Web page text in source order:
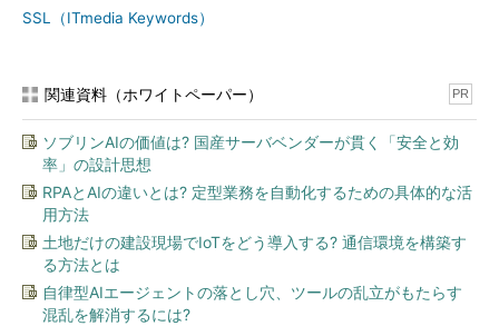
SSL（ITmedia Keywords）
関連資料（ホワイトペーパー） PR
ソブリンAIの価値は? 国産サーバベンダーが貫く「安全と効
率」の設計思想
RPAとAIの違いとは? 定型業務を自動化するための具体的な活
用方法
土地だけの建設現場でIoTをどう導入する? 通信環境を構築す
る方法とは
自律型AIエージェントの落とし穴、ツールの乱立がもたらす
混乱を解消するには?